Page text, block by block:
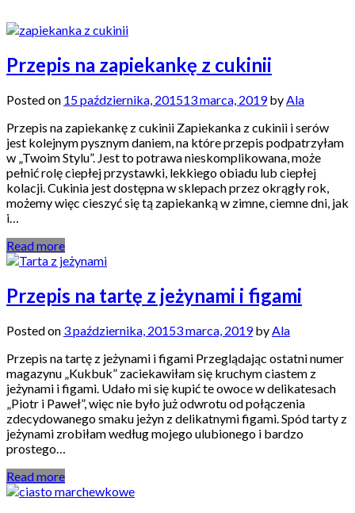
Przepis na zapiekankę z cukinii
Posted on 15 października, 201513 marca, 2019by Ala
Przepis na zapiekankę z cukinii Zapiekanka z cukinii i serów
jest kolejnym pysznym daniem, na które przepis podpatrzyłam
w „Twoim Stylu”. Jest to potrawa nieskomplikowana, może
pełnić rolę ciepłej przystawki, lekkiego obiadu lub ciepłej
kolacji. Cukinia jest dostępna w sklepach przez okrągły rok,
możemy więc cieszyć się tą zapiekanką w zimne, ciemne dni, jak
i…
Read more
Przepis na tartę z jeżynami i figami
Posted on 3 października, 20153 marca, 2019by Ala
Przepis na tartę z jeżynami i figami Przeglądając ostatni numer
magazynu „Kukbuk” zaciekawiłam się kruchym ciastem z
jeżynami i figami. Udało mi się kupić te owoce w delikatesach
„Piotr i Paweł”, więc nie było już odwrotu od połączenia
zdecydowanego smaku jeżyn z delikatnymi figami. Spód tarty z
jeżynami zrobiłam według mojego ulubionego i bardzo
prostego…
Read more